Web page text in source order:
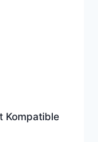
Kompatible